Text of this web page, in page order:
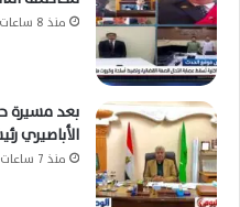
منذ 8 ساعات
بعد مسيرة
الأباصيري
منذ 7 ساعات